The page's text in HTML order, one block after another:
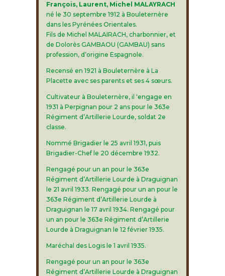
François, Laurent, Michel MALAYRACH
né le 30 septembre 1912 à Bouleternère
dans les Pyrénées Orientales.
Fils de Michel MALAIRACH, charbonnier, et
de Dolorès GAMBAOU (GAMBAU) sans
profession, d’origine Espagnole.
Recensé en 1921 à Bouleternère à La
Placette avec ses parents et ses 4 sœurs.
Cultivateur à Bouleternère, il ‘engage en
1931 à Perpignan pour 2 ans pour le 363e
Régiment d’Artillerie Lourde, soldat 2e
classe.
Nommé Brigadier le 25 avril 1931, puis
Brigadier-Chef le 20 décembre 1932.
Rengagé pour un an pour le 363e
Régiment d’Artillerie Lourde à Draguignan
le 21 avril 1933. Rengagé pour un an pour le
363e Régiment d’Artillerie Lourde à
Draguignan le 17 avril 1934. Rengagé pour
un an pour le 363e Régiment d’Artillerie
Lourde à Draguignan le 12 février 1935.
Maréchal des Logis le 1 avril 1935.
Rengagé pour un an pour le 363e
Régiment d’Artillerie Lourde à Draguignan